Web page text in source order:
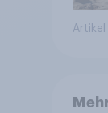
Artikel